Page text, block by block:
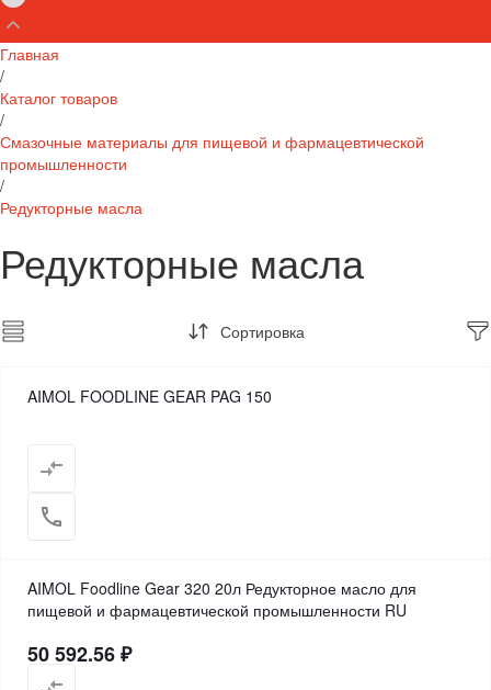
Главная
/
Каталог товаров
/
Смазочные материалы для пищевой и фармацевтической
промышленности
/
Редукторные масла
Редукторные масла
Сортировка
AIMOL FOODLINE GEAR PAG 150
AIMOL Foodline Gear 320 20л Редукторное масло для
пищевой и фармацевтической промышленности RU
50 592.56 ₽